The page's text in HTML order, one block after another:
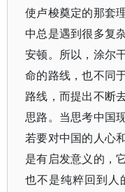
使卢梭奠定的那套
中总是遇到很多复
安顿。所以，涂尔
命的路线，也不同
路线，而提出不断
思路。当思考中国
若要对中国的人心
是有启发意义的，
也不是纯粹回到人